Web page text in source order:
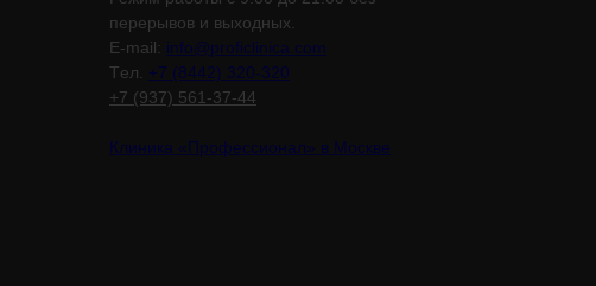
перерывов и выходных.
E-mail: info@proficlinica.com
Tел. +7 (8442) 320-320
+7 (937) 561-37-44
Клиника «Профессионал» в Москве